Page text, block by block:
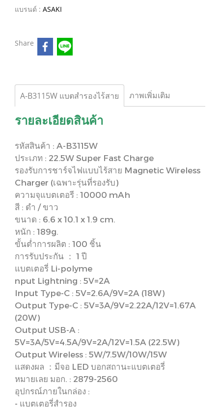
แบรนด์ : ASAKI
Share
A-B3115W แบตสำรองไร้สาย ภาพเพิ่มเติม
รายละเอียดสินค้า
รหัสสินค้า : A-B3115W
ประเภท : 22.5W Super Fast Charge
รองรับการชาร์จไฟแบบไร้สาย Magnetic Wireless
Charger (เฉพาะรุ่นที่รองรับ)
ความจุแบตเตอรี : 10000 mAh
สี : ดำ / ขาว
ขนาด : 6.6 x 10.1 x 1.9 cm.
หนัก : 189g.
ขั้นต่ำการผลิต : 100 ชิ้น
การรับประกัน ： 1 ปี
แบตเตอรี่ Li-polyme
nput Lightning : 5V=2A
Input Type-C : 5V=2.6A/9V=2A (18W)
Output Type-C : 5V=3A/9V=2.22A/12V=1.67A
(20W)
Output USB-A :
5V=3A/5V=4.5A/9V=2A/12V=1.5A (22.5W)
Output Wireless : 5W/7.5W/10W/15W
แสดงผล ：มีจอ LED บอกสถานะแบตเตอรี่
หมายเลย มอก. : 2879-2560
อุปกรณ์ภายในกล่อง :
- แบตเตอรี่สำรอง